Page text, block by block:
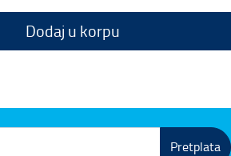
Dodaj u korpu
Pretplata